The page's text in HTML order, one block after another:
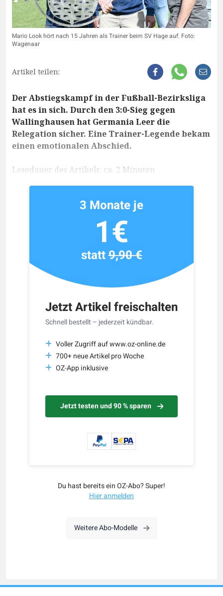
Mario Look hört nach 15 Jahren als Trainer beim SV Hage auf. Foto:
Wagenaar
Artikel teilen:
Der Abstiegskampf in der Fußball-Bezirksliga
hat es in sich. Durch den 3:0-Sieg gegen
Wallinghausen hat Germania Leer die
Relegation sicher. Eine Trainer-Legende bekam
einen emotionalen Abschied.
Lesedauer des Artikels: ca. 2 Minuten
Jetzt Artikel freischalten
Schnell bestellt – jederzeit kündbar.
Voller Zugriff auf www.oz-online.de
700+ neue Artikel pro Woche
OZ-App inklusive
Jetzt testen und 90 % sparen
3 Monate je
1€
statt9,90 €
Du hast bereits ein OZ-Abo? Super!
Hier anmelden
Weitere Abo-Modelle